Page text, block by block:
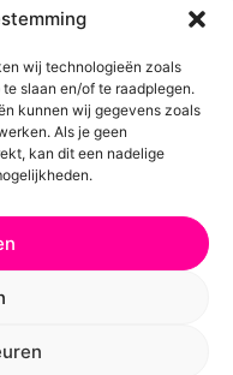
wij technologieën zoals
slaan en/of te raadplegen.
kunnen wij gegevens zoals
Als je geen
kan dit een nadelige
BYBRAND IT UP
kan het iets
voor je pakketje
valt maar we
aan om het zo